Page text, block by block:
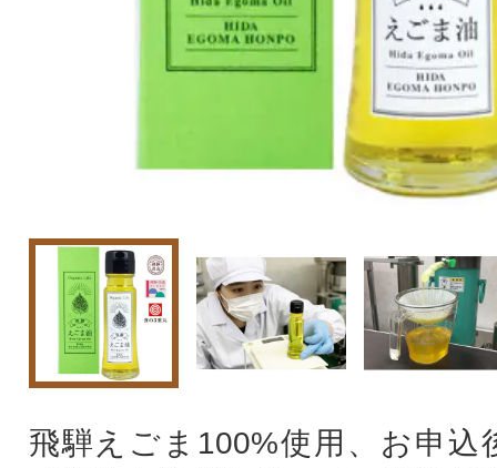
飛騨えごま100%使用、お申込